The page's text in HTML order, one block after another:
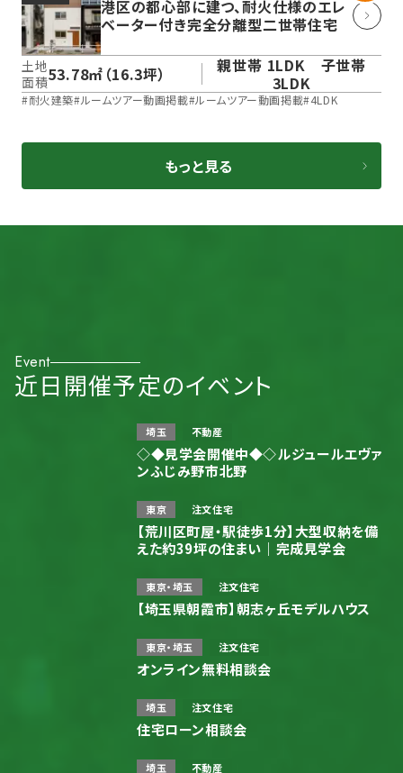
港区の都心部に建つ、耐火仕様のエレ
ベーター付き完全分離型二世帯住宅
土地
面積53.78㎡（16.3坪）
親世帯 1LDK 子世帯
3LDK
#耐火建築#ルームツアー動画掲載#ルームツアー動画掲載#4LDK
もっと見る
Event
近日開催予定のイベント
埼玉 不動産
◇◆見学会開催中◆◇ルジュールエヴァ
ンふじみ野市北野
東京 注文住宅
【荒川区町屋・駅徒歩1分】大型収納を備
えた約39坪の住まい｜完成見学会
東京・埼玉 注文住宅
【埼玉県朝霞市】朝志ヶ丘モデルハウス
東京・埼玉 注文住宅
オンライン無料相談会
埼玉 注文住宅
住宅ローン相談会
埼玉 不動産